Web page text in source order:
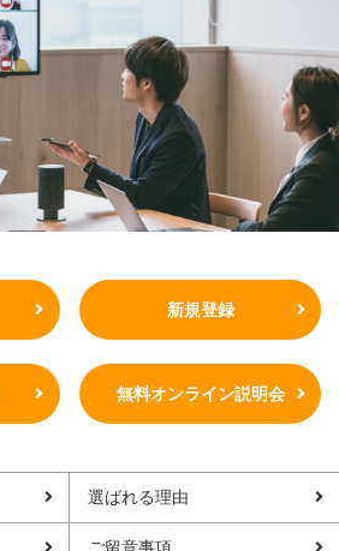
新規登録
無料オンライン説明会
選ばれる理由